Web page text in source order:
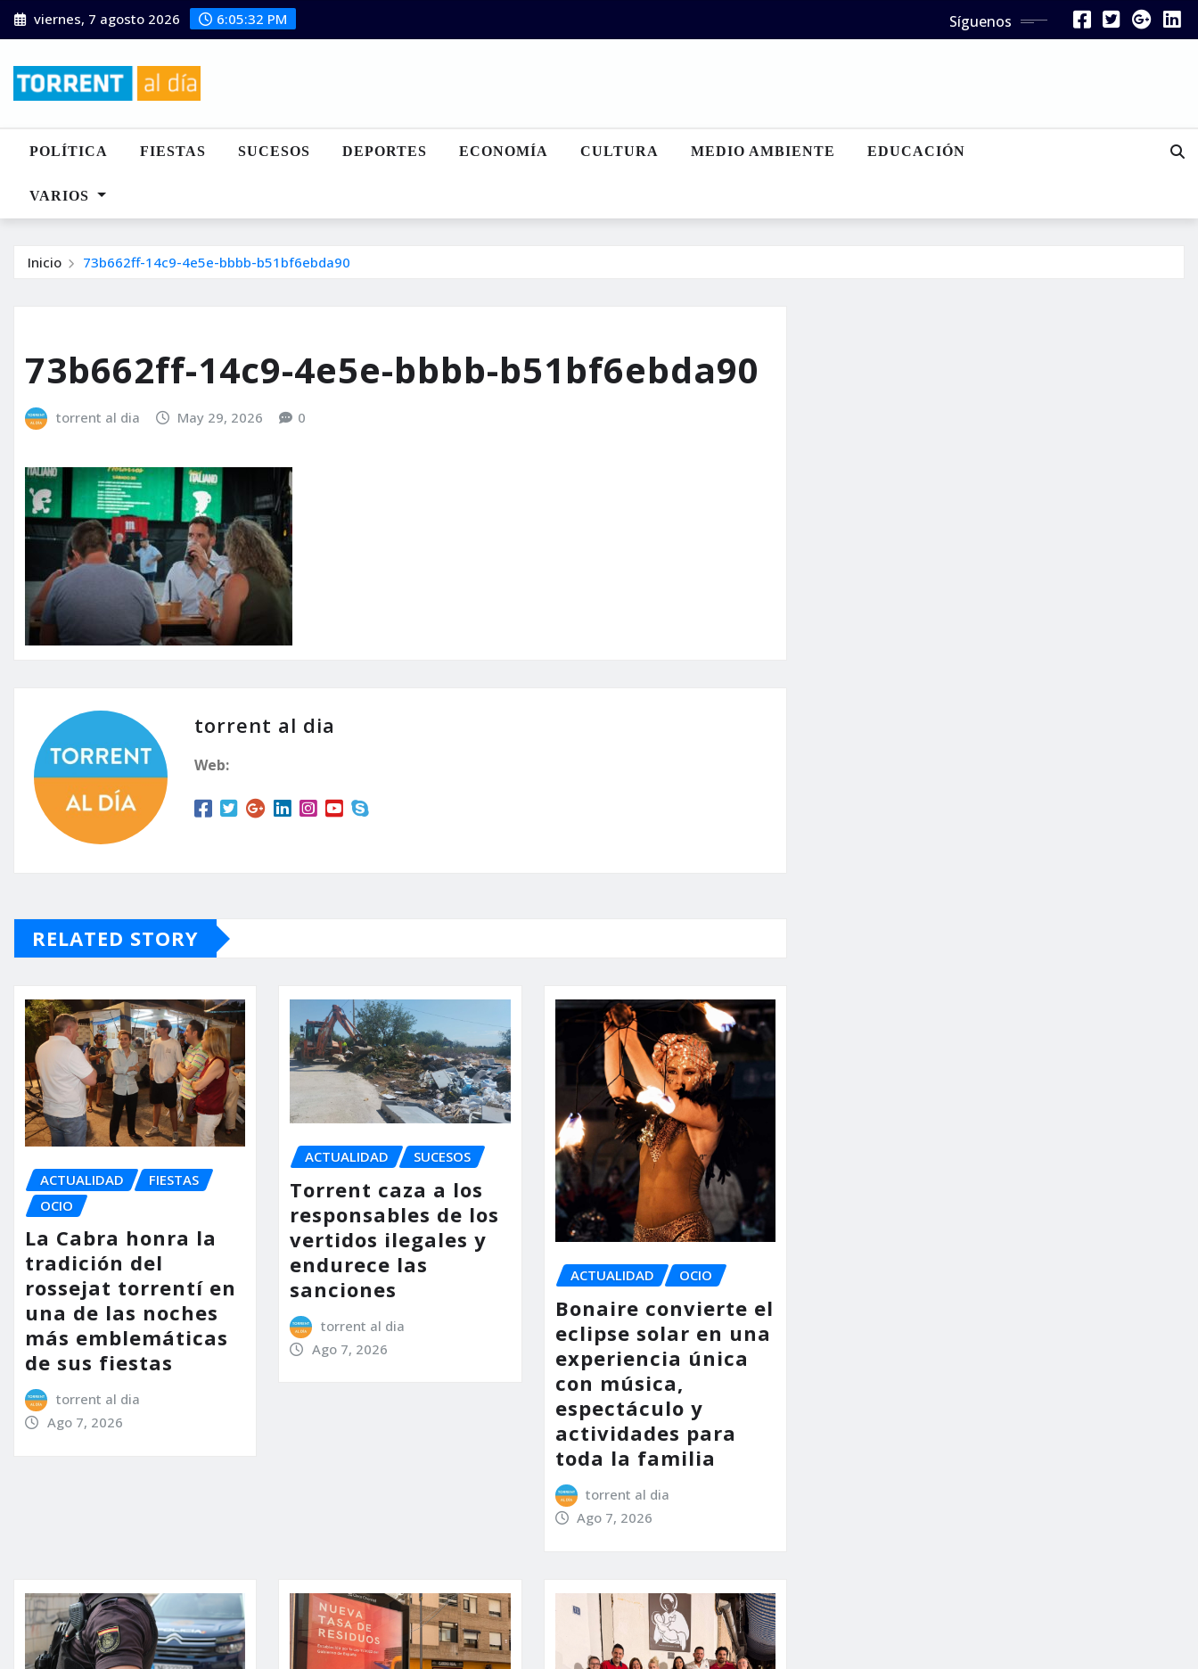
Saltar
al
viernes, 7 agosto 2026 6:05:33 PM Síguenos
POLÍTICA FIESTAS SUCESOS DEPORTES ECONOMÍA CULTURA MEDIO AMBIENTE EDUCACIÓN
VARIOS
Inicio 73b662ff-14c9-4e5e-bbbb-b51bf6ebda90
73b662ff-14c9-4e5e-bbbb-b51bf6ebda90
torrent al dia May 29, 2026 0
torrent al dia
Web:
RELATED STORY
ACTUALIDAD
FIESTAS
OCIO
La Cabra honra la
tradición del
rossejat torrentí en
una de las noches
más emblemáticas
de sus fiestas
torrent al dia
Ago 7, 2026
ACTUALIDAD SUCESOS
Torrent caza a los
responsables de los
vertidos ilegales y
endurece las
sanciones
torrent al dia
Ago 7, 2026
ACTUALIDAD OCIO
Bonaire convierte el
eclipse solar en una
experiencia única
con música,
espectáculo y
actividades para
toda la familia
torrent al dia
Ago 7, 2026